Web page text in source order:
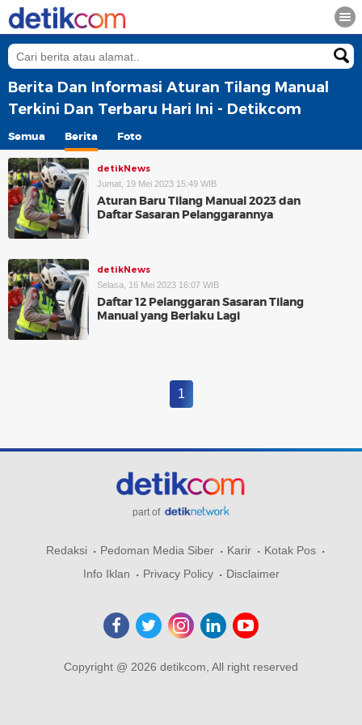
Berita Dan Informasi Aturan Tilang Manual
Terkini Dan Terbaru Hari Ini - Detikcom
Semua Berita Foto
detikNews
Jumat, 19 Mei 2023 15:49 WIB
Aturan Baru Tilang Manual 2023 dan
Daftar Sasaran Pelanggarannya
detikNews
Selasa, 16 Mei 2023 16:07 WIB
Daftar 12 Pelanggaran Sasaran Tilang
Manual yang Berlaku Lagi
1
part of
Redaksi Pedoman Media Siber Karir
Kotak Pos
Info Iklan
Privacy Policy Disclaimer
Copyright @ 2026 detikcom, All right reserved